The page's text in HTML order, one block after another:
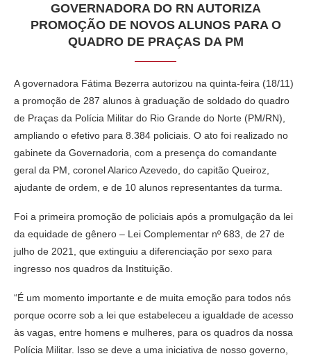
GOVERNADORA DO RN AUTORIZA
PROMOÇÃO DE NOVOS ALUNOS PARA O
QUADRO DE PRAÇAS DA PM
A governadora Fátima Bezerra autorizou na quinta-feira (18/11)
a promoção de 287 alunos à graduação de soldado do quadro
de Praças da Polícia Militar do Rio Grande do Norte (PM/RN),
ampliando o efetivo para 8.384 policiais. O ato foi realizado no
gabinete da Governadoria, com a presença do comandante
geral da PM, coronel Alarico Azevedo, do capitão Queiroz,
ajudante de ordem, e de 10 alunos representantes da turma.
Foi a primeira promoção de policiais após a promulgação da lei
da equidade de gênero – Lei Complementar nº 683, de 27 de
julho de 2021, que extinguiu a diferenciação por sexo para
ingresso nos quadros da Instituição.
“É um momento importante e de muita emoção para todos nós
porque ocorre sob a lei que estabeleceu a igualdade de acesso
às vagas, entre homens e mulheres, para os quadros da nossa
Polícia Militar. Isso se deve a uma iniciativa de nosso governo,